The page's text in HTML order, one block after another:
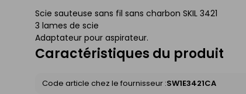
Scie sauteuse sans fil sans charbon SKIL 3421
3 lames de scie
Adaptateur pour aspirateur.
Caractéristiques du produit
Code article chez le fournisseur :SW1E3421CA